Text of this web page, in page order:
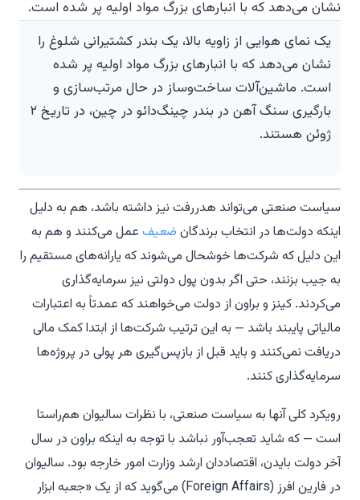
یک نمای هوایی از زاویه بالا، یک بندر کشتیرانی شلوغ را
نشان می‌دهد که با انبارهای بزرگ مواد اولیه پر شده
است. ماشین‌آلات ساخت‌وساز در حال مرتب‌سازی و
بارگیری سنگ آهن در بندر چینگ‌دائو در چین، در تاریخ ۲
ژوئن هستند.
سیاست صنعتی می‌تواند هدررفت نیز داشته باشد، هم به دلیل
اینکه دولت‌ها در انتخاب برندگان ضعیف عمل می‌کنند و هم به
این دلیل که شرکت‌ها خوشحال می‌شوند که یارانه‌های مستقیم را
به جیب بزنند، حتی اگر بدون پول دولتی نیز سرمایه‌گذاری
می‌کردند. کینز و براون از دولت می‌خواهند که عمدتاً به اعتبارات
مالیاتی پایبند باشد — به این ترتیب شرکت‌ها از ابتدا کمک مالی
دریافت نمی‌کنند و باید قبل از بازپس‌گیری هر پولی در پروژه‌ها
سرمایه‌گذاری کنند.
رویکرد کلی آنها به سیاست صنعتی، با نظرات سالیوان هم‌راستا
است — که شاید تعجب‌آور نباشد با توجه به اینکه براون در سال
آخر دولت بایدن، اقتصاددان ارشد وزارت امور خارجه بود. سالیوان
در فارین افرز
(Foreign Affairs) می‌گوید که از یک «جعبه ابزار